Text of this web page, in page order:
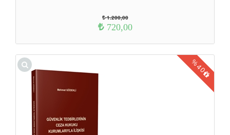
1.200,00
720,00
%40